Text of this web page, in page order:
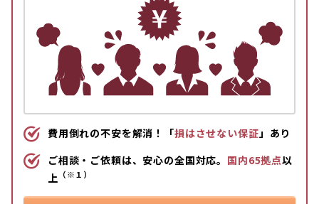
費用倒れの不安を解消！「損はさせない保証」あり
ご相談・ご依頼は、安心の全国対応。 国内65拠点以
上 （※１）